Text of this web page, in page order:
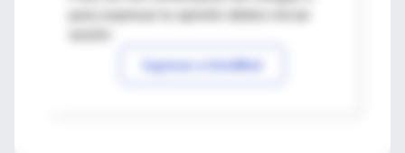
Ingresar a IntraMed